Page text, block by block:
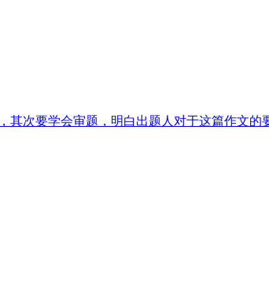
次要学会审题，明白出题人对于这篇作文的